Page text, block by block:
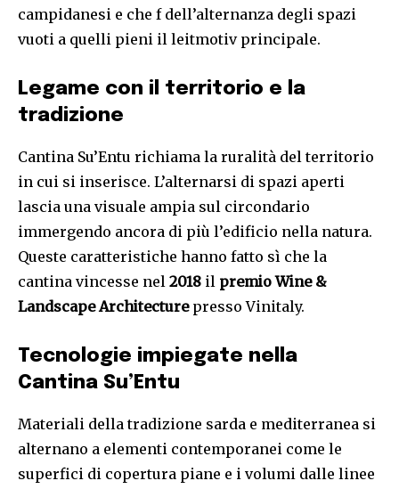
campidanesi e che f dell’alternanza degli spazi
vuoti a quelli pieni il leitmotiv principale.
Legame con il territorio e la
tradizione
Cantina Su’Entu richiama la ruralità del territorio
in cui si inserisce. L’alternarsi di spazi aperti
lascia una visuale ampia sul circondario
immergendo ancora di più l’edificio nella natura.
Queste caratteristiche hanno fatto sì che la
cantina vincesse nel 2018 il premio Wine &
Landscape Architecturepresso Vinitaly.
Tecnologie impiegate nella
Cantina Su’Entu
Materiali della tradizione sarda e mediterranea si
alternano a elementi contemporanei come le
superfici di copertura piane e i volumi dalle linee